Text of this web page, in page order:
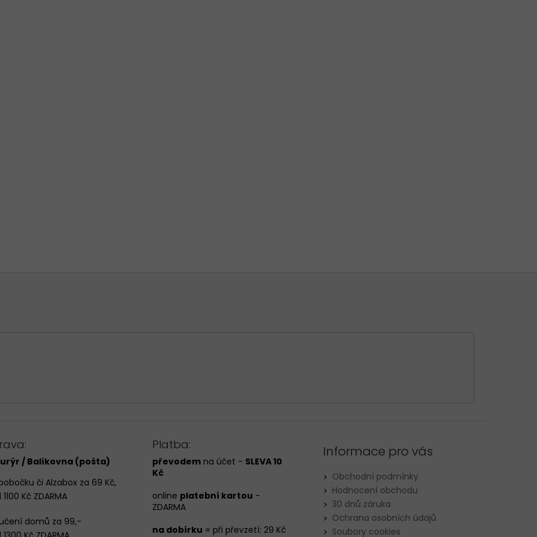
/ Balíkovna (pošta)
či Alzabox za 69 Kč,
Kč ZDARMA
domů za 99,-
Platba:
převodem na účet - SLEVA 10
Kč
online platební kartou -
ZDARMA
na dobírku = při převzetí: 29 Kč
Informace pro vás
Obchodní podmínky
Hodnocení obchodu
30 dnů záruka
Ochrana osobních údajů
Soubory cookies